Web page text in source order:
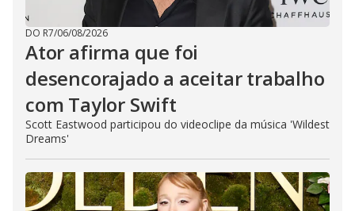
DO R7/06/08/2026
Ator afirma que foi
desencorajado a aceitar trabalho
com Taylor Swift
Scott Eastwood participou do videoclipe da música 'Wildest
Dreams'